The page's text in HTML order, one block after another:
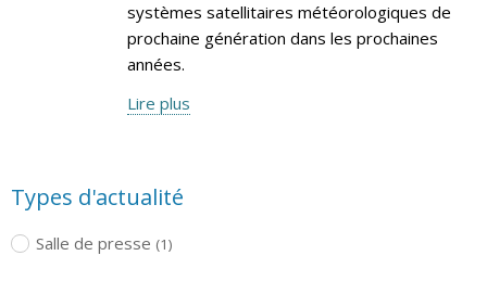
systèmes satellitaires météorologiques de
prochaine génération dans les prochaines
années.
Lire plus
Types d'actualité
Salle de presse (1)